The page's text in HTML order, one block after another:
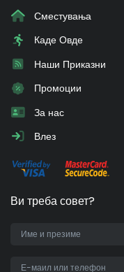
Сместувања
Каде Овде
Наши Приказни
Промоции
За нас
Влез
Ви треба совет?